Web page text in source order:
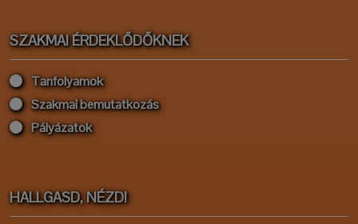
SZAKMAI ÉRDEKLŐDŐKNEK
Tanfolyamok
Szakmai bemutatkozás
Pályázatok
HALLGASD, NÉZD!